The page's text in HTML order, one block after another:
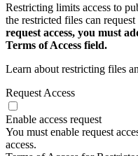
Restricting limits access to
the restricted files can
request access, you must
Terms of Access field.
Learn about restricting files
Request Access
Enable access request
You must enable request
access.